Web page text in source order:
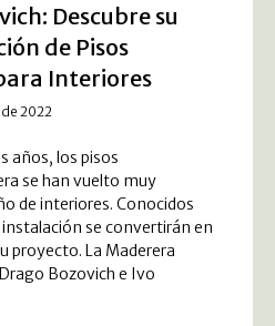
Descubre su
de Pisos
Interiores
2022
años, los pisos
se han vuelto muy
de interiores. Conocidos
instalación se convertirán en
proyecto. La Maderera
Bozovich e Ivo